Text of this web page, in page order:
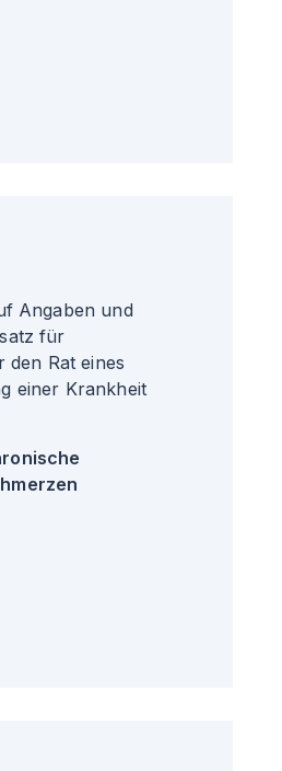
Angaben und
für
den Rat eines
einer Krankheit